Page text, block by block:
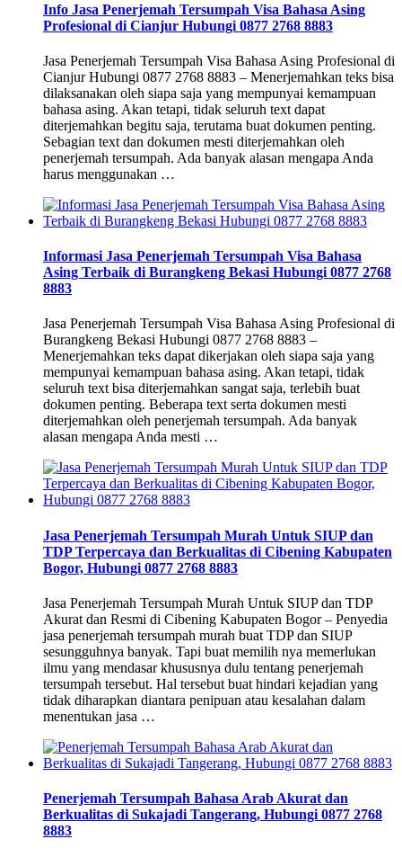
Info Jasa Penerjemah Tersumpah Visa Bahasa Asing
Profesional di Cianjur Hubungi 0877 2768 8883
Jasa Penerjemah Tersumpah Visa Bahasa Asing Profesional di
Cianjur Hubungi 0877 2768 8883 – Menerjemahkan teks bisa
dilaksanakan oleh siapa saja yang mempunyai kemampuan
bahasa asing. Akan tetapi, tidak seluruh text dapat
diterjemahkan begitu saja, terutama buat dokumen penting.
Sebagian text dan dokumen mesti diterjemahkan oleh
penerjemah tersumpah. Ada banyak alasan mengapa Anda
harus menggunakan …
Informasi Jasa Penerjemah Tersumpah Visa Bahasa
Asing Terbaik di Burangkeng Bekasi Hubungi 0877 2768
8883
Jasa Penerjemah Tersumpah Visa Bahasa Asing Profesional di
Burangkeng Bekasi Hubungi 0877 2768 8883 –
Menerjemahkan teks dapat dikerjakan oleh siapa saja yang
mempunyai kemampuan bahasa asing. Akan tetapi, tidak
seluruh text bisa diterjemahkan sangat saja, terlebih buat
dokumen penting. Beberapa text serta dokumen mesti
diterjemahkan oleh penerjemah tersumpah. Ada banyak
alasan mengapa Anda mesti …
Jasa Penerjemah Tersumpah Murah Untuk SIUP dan
TDP Terpercaya dan Berkualitas di Cibening Kabupaten
Bogor, Hubungi 0877 2768 8883
Jasa Penerjemah Tersumpah Murah Untuk SIUP dan TDP
Akurat dan Resmi di Cibening Kabupaten Bogor – Penyedia
jasa penerjemah tersumpah murah buat TDP dan SIUP
sesungguhnya banyak. Tapi buat memilih nya memerlukan
ilmu yang mendasar khususnya dulu tentang penerjemah
tersumpah tersebut. Hal tersebut buat hindari kejadian yang
tidak diharapkan diantara penipuan atau kesalahan dalam
menentukan jasa …
Penerjemah Tersumpah Bahasa Arab Akurat dan
Berkualitas di Sukajadi Tangerang, Hubungi 0877 2768
8883